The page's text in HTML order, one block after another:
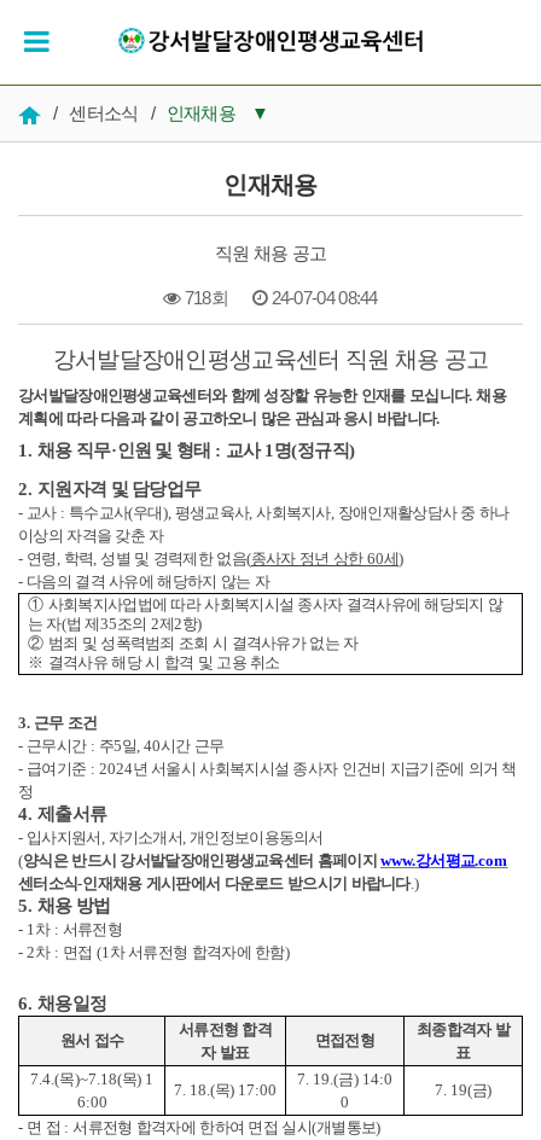
/ 센터소식 / 인재채용 ▼
우리들의 시간
인재채용
인재채용
직원 채용 공고
718회 24-07-04 08:44
본문강서발달장애인평생교육센터 직원 채용 공고
강서발달장애인평생교육센터와 함께 성장할 유능한 인재를 모십니다.채용
계획에 따라 다음과 같이 공고하오니 많은 관심과 응시 바랍니다.
1. 채용 직무·인원 및 형태 : 교사1 명(정규직)
2. 지원자격 및 담당업무
- 교사 : 특수교사(우대), 평생교육사,사회복지사, 장애인재활상담사 중 하나
이상의 자격을 갖춘 자
- 연령, 학력, 성별 및 경력제한 없음(종사자 정년 상한 60세)
- 다음의 결격 사유에 해당하지 않는 자
① 사회복지사업법에 따라 사회복지시설 종사자 결격사유에 해당되지 않
는 자(법 제35조의 2제2항)
② 범죄 및 성폭력범죄 조회 시 결격사유가 없는 자
※ 결격사유 해당 시 합격 및 고용 취소
3. 근무 조건
- 근무시간 : 주5일, 40시간 근무
- 급여기준 : 2024년 서울시 사회복지시설 종사자 인건비 지급기준에 의거 책
정
4. 제출서류
- 입사지원서, 자기소개서, 개인정보이용동의서
(양식은 반드시 강서발달장애인평생교육센터 홈페이지www.강서평교.com
센터소식-인재채용 게시판에서 다운로드 받으시기 바랍니다.)
5. 채용 방법
- 1차 : 서류전형
- 2차 : 면접 (1차 서류전형 합격자에 한함)
6. 채용일정
원서 접수
서류전형 합격
자 발표
면접전형
최종합격자 발
표
7.4.(목)~7.18(목) 1
6:00
7. 18.(목) 17:00
7. 19.(금) 14:0
0
7. 19(금)
- 면 접 :서류전형 합격자에 한하여 면접 실시(개별통보)